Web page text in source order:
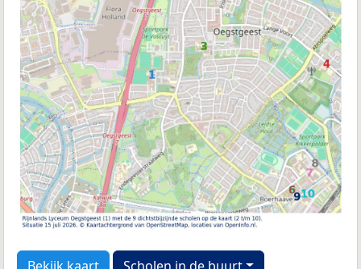
Bekijk kaart Scholen in de buurt